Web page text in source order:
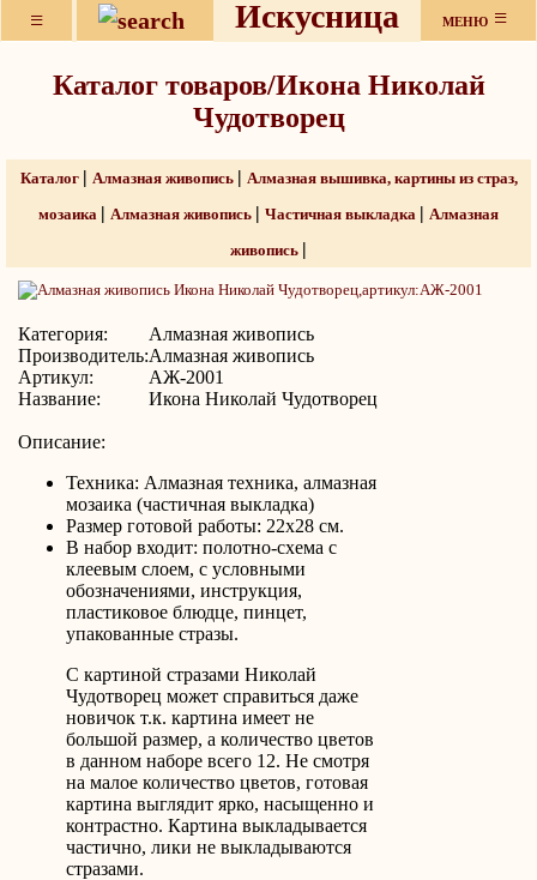
≡ Искусница МЕНЮ ≡
Каталог товаров/Икона Николай
Чудотворец
Каталог | Алмазная живопись | Алмазная вышивка, картины из страз,
мозаика | Алмазная живопись | Частичная выкладка | Алмазная
живопись |
Категория:
Алмазная живопись
Производитель:Алмазная живопись
Артикул:
АЖ-2001
Название:
Икона Николай Чудотворец
Описание:
Техника: Алмазная техника, алмазная
мозаика (частичная выкладка)
Размер готовой работы: 22х28 см.
В набор входит: полотно-схема с
клеевым слоем, с условными
обозначениями, инструкция,
пластиковое блюдце, пинцет,
упакованные стразы.
С картиной стразами Николай
Чудотворец может справиться даже
новичок т.к. картина имеет не
большой размер, а количество цветов
в данном наборе всего 12. Не смотря
на малое количество цветов, готовая
картина выглядит ярко, насыщенно и
контрастно. Картина выкладывается
частично, лики не выкладываются
стразами.